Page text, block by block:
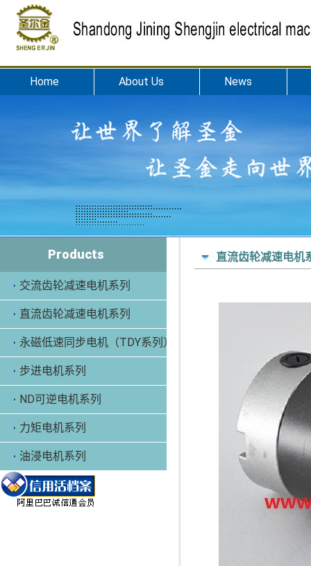
Home About Us News
Products
交流齿轮减速电机系列
直流齿轮减速电机系列
永磁低速同步电机（TDY系列）
步进电机系列
ND可逆电机系列
力矩电机系列
油浸电机系列
直流齿轮减速电机